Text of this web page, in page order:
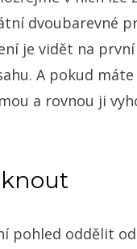
dvoubarevné
je vidět na
A pokud
a rovnou ji
pohled oddělit